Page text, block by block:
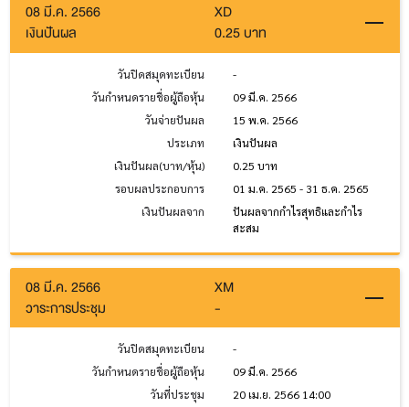
08 มี.ค. 2566
XD
เงินปันผล
0.25 บาท
วันปิดสมุดทะเบียน
-
วันกำหนดรายชื่อผู้ถือหุ้น
09 มี.ค. 2566
วันจ่ายปันผล
15 พ.ค. 2566
ประเภท
เงินปันผล
เงินปันผล(บาท/หุ้น)
0.25 บาท
รอบผลประกอบการ
01 ม.ค. 2565 - 31 ธ.ค. 2565
เงินปันผลจาก
ปันผลจากกำไรสุทธิและกำไร
สะสม
08 มี.ค. 2566
XM
วาระการประชุม
-
วันปิดสมุดทะเบียน
-
วันกำหนดรายชื่อผู้ถือหุ้น
09 มี.ค. 2566
วันที่ประชุม
20 เม.ย. 2566 14:00